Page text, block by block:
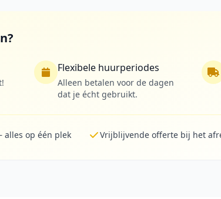
Flexibele huurperiodes
Alleen betalen voor de dagen
dat je écht gebruikt.
op één plek Vrijblijvende offerte bij het